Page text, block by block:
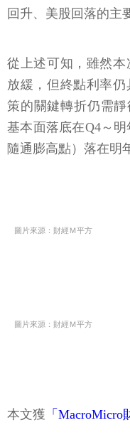
回升、美股回落的主
從上述可知，雖然
放緩，但終點利率
策的關鍵轉折仍需
基本面落底在Q4～
隨通膨高點）落在明
圖片來源：財經Ｍ平方
圖片來源：財經Ｍ平方
本文獲 「MacroMicro